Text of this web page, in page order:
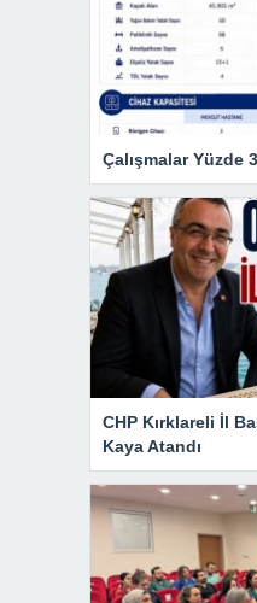
Çalışmalar Yüzde
CHP Kırklareli İl
Kaya Atandı